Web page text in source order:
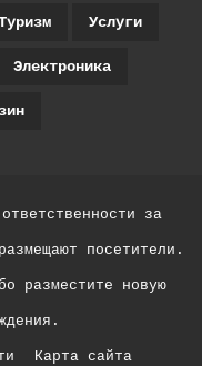
Услуги
Электроника
за
посетители.
разместите новую
Карта сайта